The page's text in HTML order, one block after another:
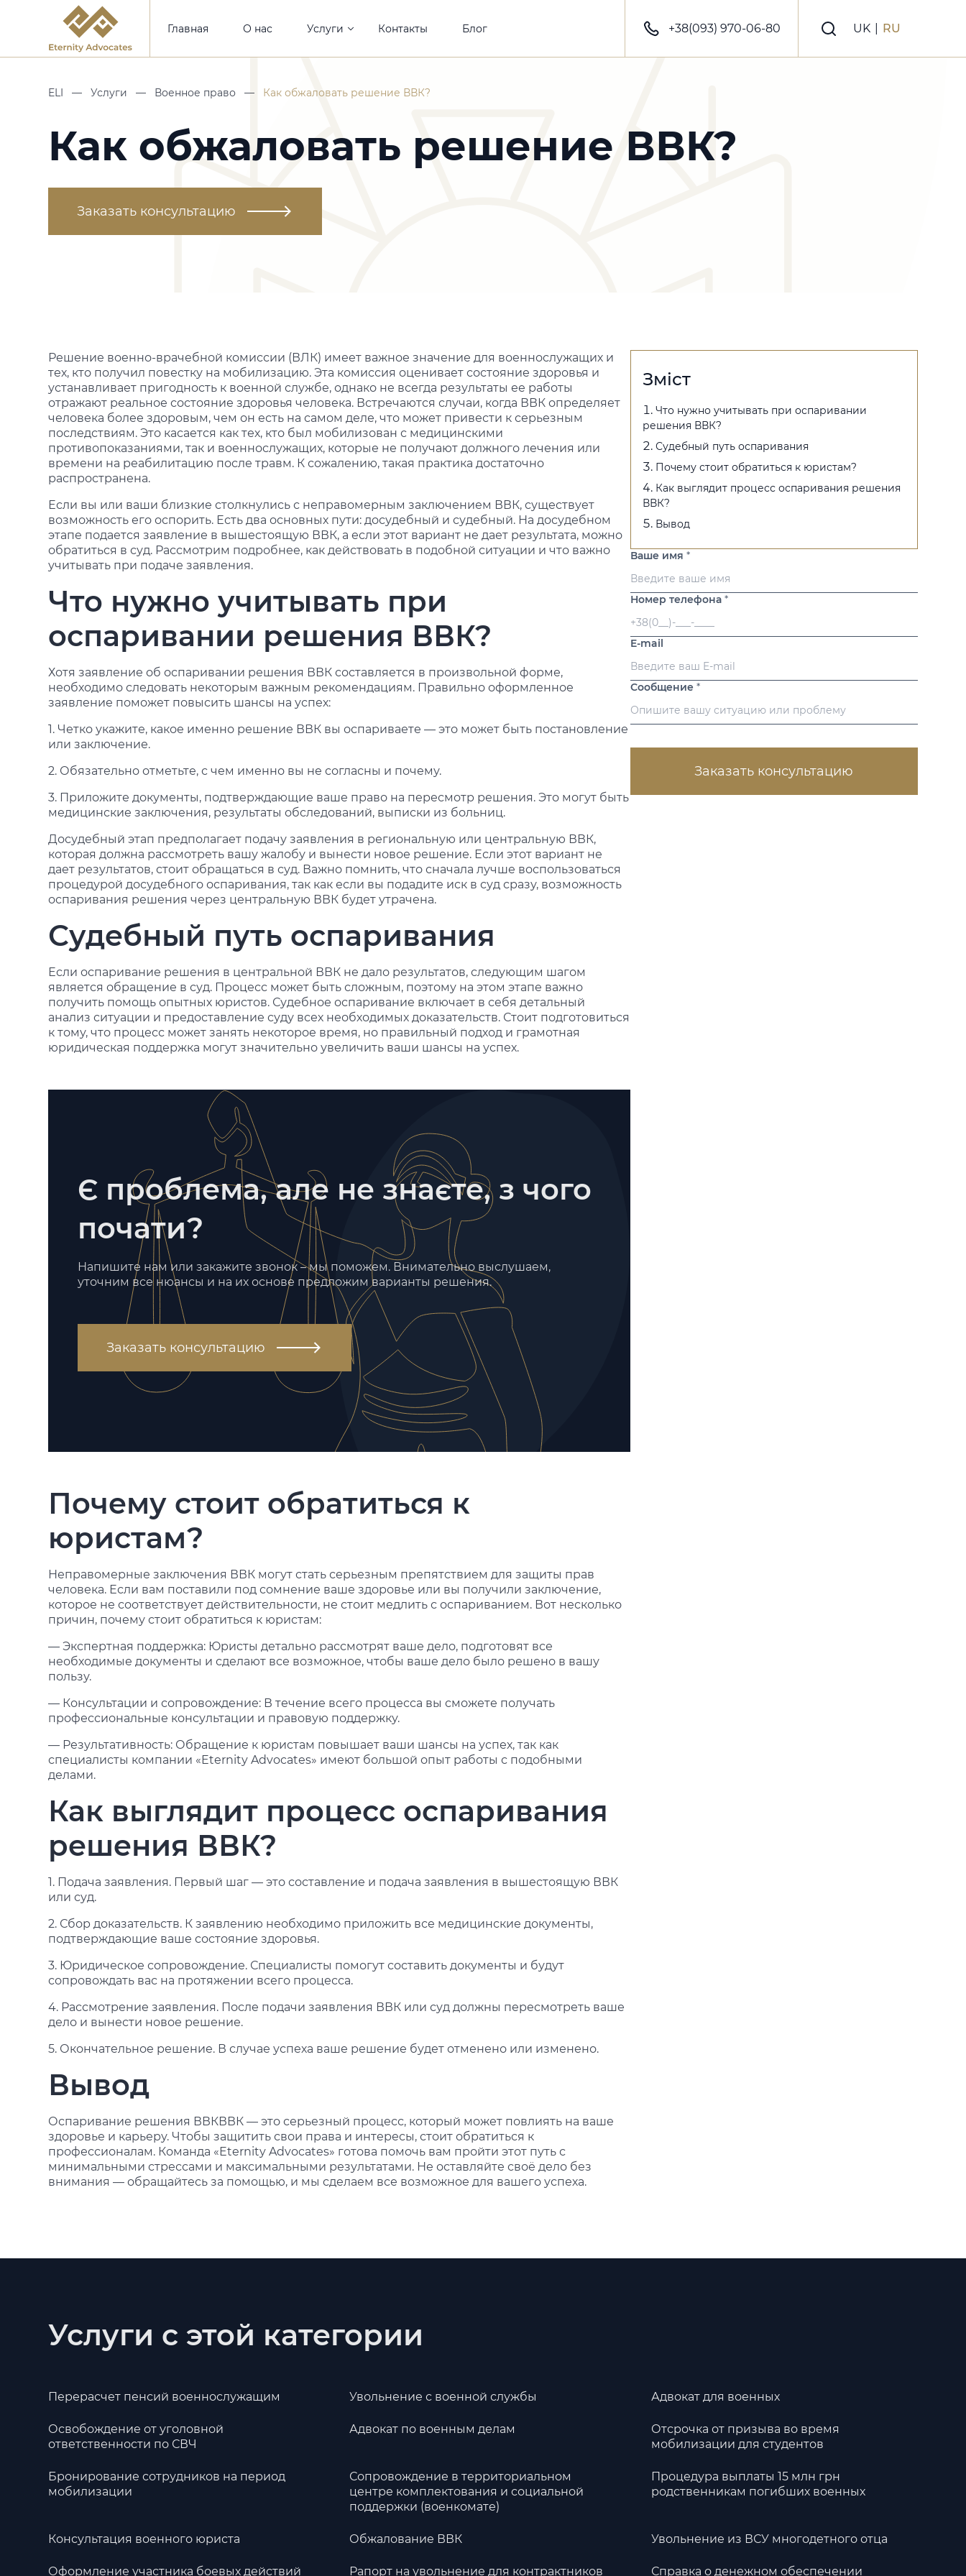
Главная О нас Услуги Контакты Блог +38(093) 970-06-80 UK RU
ELI — Услуги — Военное право — Как обжаловать решение ВВК?
Как обжаловать решение ВВК?
Заказать консультацию
Решение военно-врачебной комиссии (ВЛК) имеет важное значение для военнослужащих и
тех, кто получил повестку на мобилизацию. Эта комиссия оценивает состояние здоровья и
устанавливает пригодность к военной службе, однако не всегда результаты ее работы
отражают реальное состояние здоровья человека. Встречаются случаи, когда ВВК определяет
человека более здоровым, чем он есть на самом деле, что может привести к серьезным
последствиям. Это касается как тех, кто был мобилизован с медицинскими
противопоказаниями, так и военнослужащих, которые не получают должного лечения или
времени на реабилитацию после травм. К сожалению, такая практика достаточно
распространена.
Если вы или ваши близкие столкнулись с неправомерным заключением ВВК, существует
возможность его оспорить. Есть два основных пути: досудебный и судебный. На досудебном
этапе подается заявление в вышестоящую ВВК, а если этот вариант не дает результата, можно
обратиться в суд. Рассмотрим подробнее, как действовать в подобной ситуации и что важно
учитывать при подаче заявления.
Что нужно учитывать при
оспаривании решения ВВК?
Хотя заявление об оспаривании решения ВВК составляется в произвольной форме,
необходимо следовать некоторым важным рекомендациям. Правильно оформленное
заявление поможет повысить шансы на успех:
1. Четко укажите, какое именно решение ВВК вы оспариваете — это может быть постановление
или заключение.
2. Обязательно отметьте, с чем именно вы не согласны и почему.
3. Приложите документы, подтверждающие ваше право на пересмотр решения. Это могут быть
медицинские заключения, результаты обследований, выписки из больниц.
Досудебный этап предполагает подачу заявления в региональную или центральную ВВК,
которая должна рассмотреть вашу жалобу и вынести новое решение. Если этот вариант не
дает результатов, стоит обращаться в суд. Важно помнить, что сначала лучше воспользоваться
процедурой досудебного оспаривания, так как если вы подадите иск в суд сразу, возможность
оспаривания решения через центральную ВВК будет утрачена.
Судебный путь оспаривания
Если оспаривание решения в центральной ВВК не дало результатов, следующим шагом
является обращение в суд. Процесс может быть сложным, поэтому на этом этапе важно
получить помощь опытных юристов. Судебное оспаривание включает в себя детальный
анализ ситуации и предоставление суду всех необходимых доказательств. Стоит подготовиться
к тому, что процесс может занять некоторое время, но правильный подход и грамотная
юридическая поддержка могут значительно увеличить ваши шансы на успех.
Є проблема, але не знаєте, з чого
почати?
Напишите нам или закажите звонок – мы поможем. Внимательно выслушаем,
уточним все нюансы и на их основе предложим варианты решения.
Заказать консультацию
Почему стоит обратиться к
юристам?
Неправомерные заключения ВВК могут стать серьезным препятствием для защиты прав
человека. Если вам поставили под сомнение ваше здоровье или вы получили заключение,
которое не соответствует действительности, не стоит медлить с оспариванием. Вот несколько
причин, почему стоит обратиться к юристам:
— Экспертная поддержка: Юристы детально рассмотрят ваше дело, подготовят все
необходимые документы и сделают все возможное, чтобы ваше дело было решено в вашу
пользу.
— Консультации и сопровождение: В течение всего процесса вы сможете получать
профессиональные консультации и правовую поддержку.
— Результативность: Обращение к юристам повышает ваши шансы на успех, так как
специалисты компании «Eternity Advocates» имеют большой опыт работы с подобными
делами.
Как выглядит процесс оспаривания
решения ВВК?
1. Подача заявления. Первый шаг — это составление и подача заявления в вышестоящую ВВК
или суд.
2. Сбор доказательств. К заявлению необходимо приложить все медицинские документы,
подтверждающие ваше состояние здоровья.
3. Юридическое сопровождение. Специалисты помогут составить документы и будут
сопровождать вас на протяжении всего процесса.
4. Рассмотрение заявления. После подачи заявления ВВК или суд должны пересмотреть ваше
дело и вынести новое решение.
5. Окончательное решение. В случае успеха ваше решение будет отменено или изменено.
Вывод
Оспаривание решения ВВКВВК — это серьезный процесс, который может повлиять на ваше
здоровье и карьеру. Чтобы защитить свои права и интересы, стоит обратиться к
профессионалам. Команда «Eternity Advocates» готова помочь вам пройти этот путь с
минимальными стрессами и максимальными результатами. Не оставляйте своё дело без
внимания — обращайтесь за помощью, и мы сделаем все возможное для вашего успеха.
Зміст
Что нужно учитывать при оспаривании
решения ВВК?
Судебный путь оспаривания
Почему стоит обратиться к юристам?
Как выглядит процесс оспаривания решения
ВВК?
Вывод
Ваше имя *
Номер телефона *
E-mail
Сообщение *
Заказать консультацию
Услуги с этой категории
Перерасчет пенсий военнослужащим Увольнение с военной службы Адвокат для военных
Освобождение от уголовной
ответственности по СВЧ
Адвокат по военным делам
Отсрочка от призыва во время
мобилизации для студентов
Бронирование сотрудников на период
мобилизации
Сопровождение в территориальном
центре комплектования и социальной
поддержки (военкомате)
Процедура выплаты 15 млн грн
родственникам погибших военных
Консультация военного юриста Обжалование ВВК Увольнение из ВСУ многодетного отца
Оформление участника боевых действий Рапорт на увольнение для контрактников Справка о денежном обеспечении